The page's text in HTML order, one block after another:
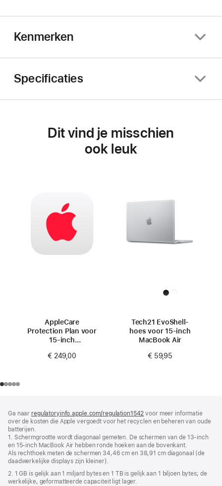
Kenmerken
Specificaties
Dit vind je misschien
ook leuk
AppleCare
Protection Plan voor
15‑inch
€ 249,00
Tech21 EvoShell-
hoes voor 15‑inch
MacBook Air
€ 59,95
Ga naar regulatoryinfo.apple.com/regulation1542 (wordt
in
venster
geopend)
voor meer informatie
over de kosten die Apple vergoedt voor het recyclen en beheren van oude
batterijen.
1. Schermgrootte wordt diagonaal gemeten. De schermen van de 13‑inch
en 15‑inch MacBook Air hebben ronde hoeken aan de bovenkant.
Als rechthoek meten de schermen 34,46 cm en 38,91 cm diagonaal (de
daadwerkelijke displays zijn kleiner).
2. 1 GB is gelijk aan 1 miljard bytes en 1 TB is gelijk aan 1 biljoen bytes; de
werkelijke, geformatteerde capaciteit ligt lager.